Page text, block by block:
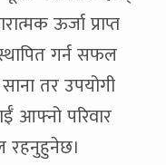
ऊर्जा प्राप्त
गर्न सफल
तर उपयोगी
आफ्नो परिवार
रहनुहुनेछ।